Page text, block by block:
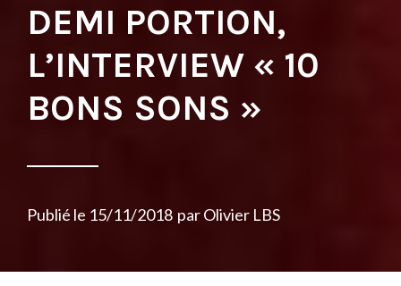
DEMI PORTION,
L’INTERVIEW « 10
BONS SONS »
Publié le 15/11/2018 parOlivier LBS